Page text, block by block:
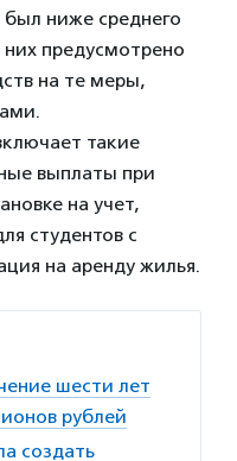
ниже среднего
предусмотрено
на те меры,
такие
выплаты при
на учет,
студентов с
на аренду жилья.
шести лет
рублей
создать